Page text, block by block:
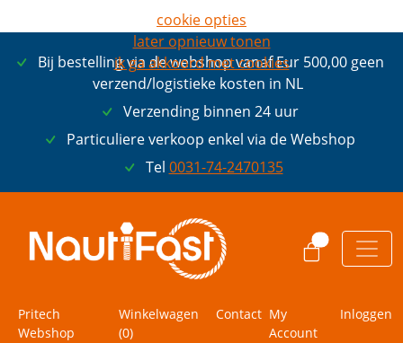
Bij bestelling via de webshop vanaf Eur 500,00 geen
verzend/logistieke kosten in NL
Verzending binnen 24 uur
Particuliere verkoop enkel via de Webshop
Tel 0031-74-2470135
Pritech
Webshop
Winkelwagen
(0)
Contact My
Account
Inloggen
cookie opties
later opnieuw tonen
ik ga akkoord met cookies